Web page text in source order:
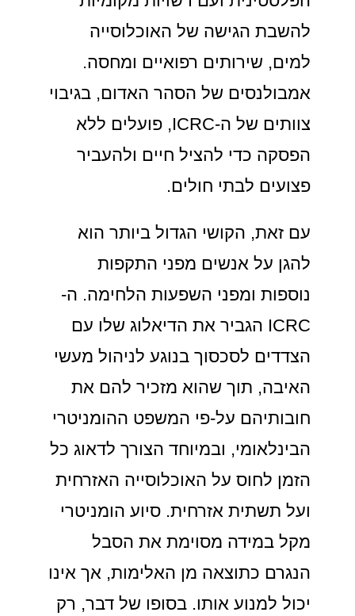
להשבת הגישה של האוכלוסייה
למים, שירותים רפואיים ומחסה.
אמבולנסים של הסהר האדום, בגיבוי
צוותים של ה-ICRC, פועלים ללא
הפסקה כדי להציל חיים ולהעביר
פצועים לבתי חולים.
עם זאת, הקושי הגדול ביותר הוא
להגן על אנשים מפני התקפות
נוספות ומפני השפעות הלחימה. ה-
ICRC הגביר את הדיאלוג שלו עם
הצדדים לסכסוך בנוגע לניהול מעשי
האיבה, תוך שהוא מזכיר להם את
חובותיהם על-פי המשפט ההומניטרי
הבינלאומי, ובמיוחד הצורך לדאוג כל
הזמן לחוס על האוכלוסייה האזרחית
ועל תשתית אזרחית. סיוע הומניטרי
מקל במידה מסוימת את הסבל
הנגרם כתוצאה מן האלימות, אך אינו
יכול למנוע אותו. בסופו של דבר, רק